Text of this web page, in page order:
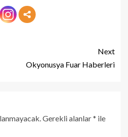
Next
Okyonusya Fuar Haberleri
Gerekli alanlar* ile